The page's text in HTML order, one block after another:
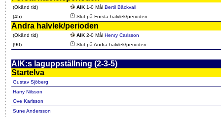
(Okänd tid) AIK 1-0 Mål Bertil Bäckvall
(45)
Slut på Första halvlek/perioden
Andra halvlek/perioden
(Okänd tid) AIK 2-0 Mål Henry Carlsson
(90)
Slut på Andra halvlek/perioden
AIK:s laguppställning (2-3-5)
Startelva
Gustav Sjöberg
Harry Nilsson
Ove Karlsson
Sune Andersson